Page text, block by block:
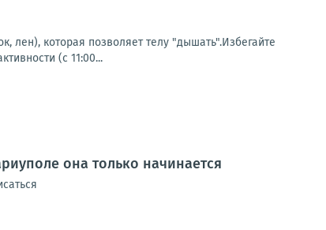
лен), которая позволяет телу "дышать".Избегайте
(с 11:00...
она только начинается